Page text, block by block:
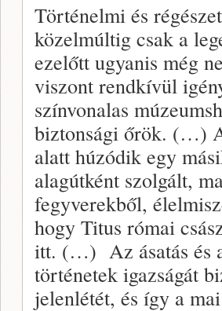
Történelmi és
közelmúltig csak a
ezelőtt ugyanis még
viszont rendkívül
színvonalas
biztonsági őrök. (…)
alatt húzódik egy
alagútként szolgált,
fegyverekből,
hogy Titus római
itt. (…) Az ásatás és
történetek igazságát
jelenlétét, és így a